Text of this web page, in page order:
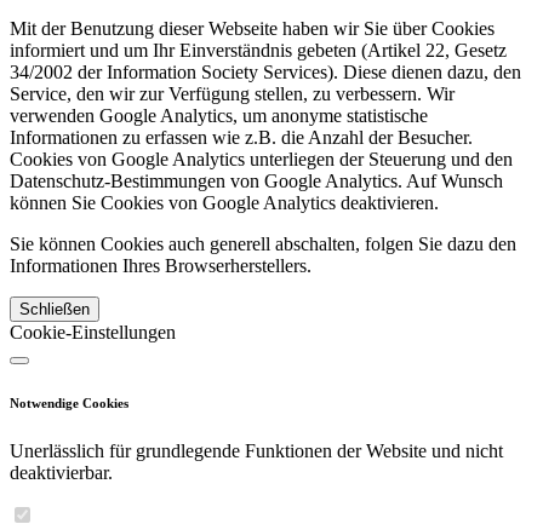
Mit der Benutzung dieser Webseite haben wir Sie über Cookies
informiert und um Ihr Einverständnis gebeten (Artikel 22, Gesetz
34/2002 der Information Society Services). Diese dienen dazu, den
Service, den wir zur Verfügung stellen, zu verbessern. Wir
verwenden Google Analytics, um anonyme statistische
Informationen zu erfassen wie z.B. die Anzahl der Besucher.
Cookies von Google Analytics unterliegen der Steuerung und den
Datenschutz-Bestimmungen von Google Analytics. Auf Wunsch
können Sie Cookies von Google Analytics deaktivieren.
Sie können Cookies auch generell abschalten, folgen Sie dazu den
Informationen Ihres Browserherstellers.
Schließen
Cookie-Einstellungen
Notwendige Cookies
Unerlässlich für grundlegende Funktionen der Website und nicht
deaktivierbar.